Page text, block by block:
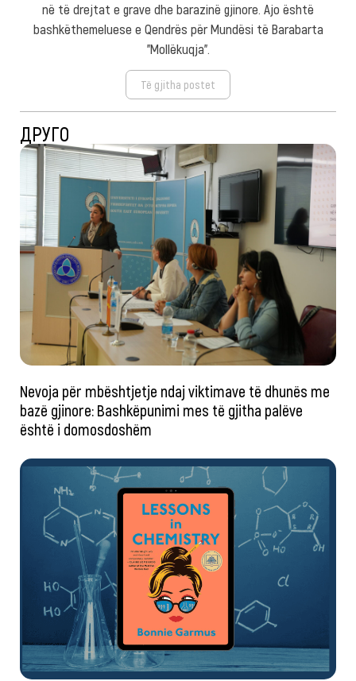
në të drejtat e grave dhe barazinë gjinore. Ajo është
bashkëthemeluese e Qendrës për Mundësi të Barabarta
"Mollëkuqja".
Të gjitha postet
ДРУГО
Nevoja për mbështjetje ndaj viktimave të dhunës me
bazë gjinore: Bashkëpunimi mes të gjitha palëve
është i domosdoshëm